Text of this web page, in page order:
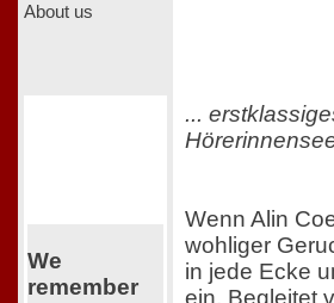
About us
We
remember
...
Wenn Alin
wohliger
in jede Ecke